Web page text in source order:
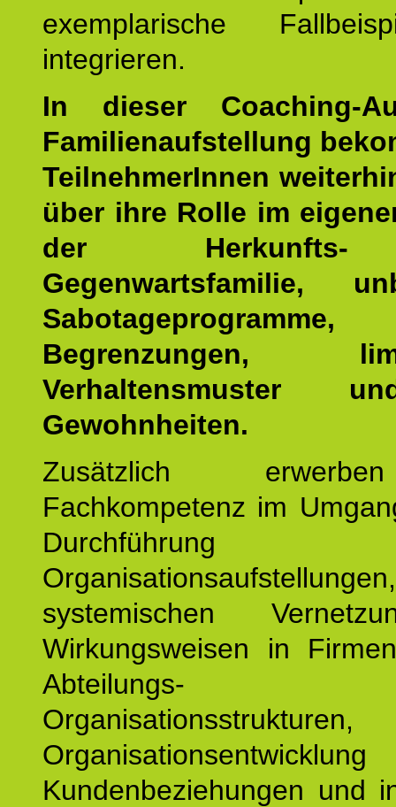
exemplarische
integrieren.
In dieser Coaching-
Familienaufstellung
TeilnehmerInnen
über ihre Rolle im
der
Gegenwartsfamilie,
Begrenzungen,
Verhaltensmuster
Gewohnheiten.
Zusätzlich
Fachkompetenz im
systemischen
Wirkungsweisen in
Abteilungs-
Kundenbeziehungen und